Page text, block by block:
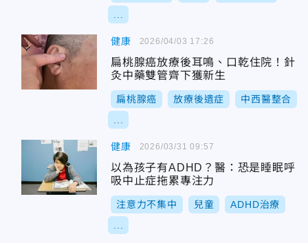
健康
扁桃腺癌放療後耳鳴、口乾住院！針
灸中藥雙管齊下獲新生
扁桃腺癌 放療後遺症 中西醫整合
2026/04/03 17:26
健康
以為孩子有ADHD？醫：恐是睡眠呼
吸中止症拖累專注力
注意力不集中 兒童 ADHD治療
2026/03/31 09:57